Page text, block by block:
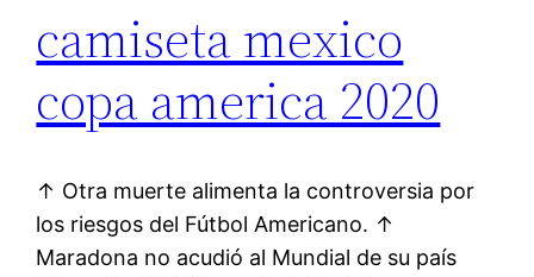
camiseta mexico
copa america 2020
↑ Otra muerte alimenta la controversia por
los riesgos del Fútbol Americano. ↑
Maradona no acudió al Mundial de su país